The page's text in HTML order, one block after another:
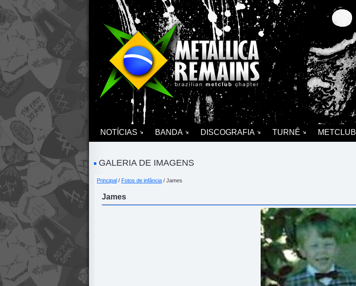
NOTÍCIAS BANDA DISCOGRAFIA TURNÊ METCLUB
GALERIA DE IMAGENS
Principal / Fotos de infância / James
James